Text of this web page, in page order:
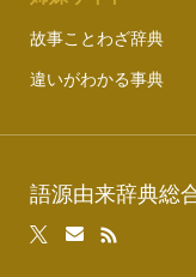
故事ことわざ辞典
違いがわかる事典
語源由来辞典総